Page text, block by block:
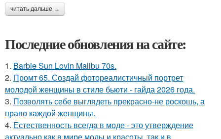
читать дальше →
Последние обновления на сайте:
1. Barbie Sun Lovin Malibu 70s.
2. Промт 65. Создай фотореалистичный портрет
молодой женщины в стиле бьюти - гайда 2026 года.
3. Позволять себе выглядеть прекрасно-не роскошь, а
право каждой женщины.
4. Естественность всегда в моде - это утверждение